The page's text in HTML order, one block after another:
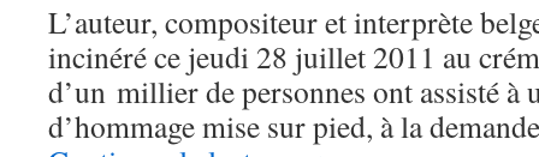
L’auteur, compositeur et interprète
incinéré ce jeudi 28 juillet 2011 au
d’un millier de personnes ont assisté à
d’hommage mise sur pied, à la